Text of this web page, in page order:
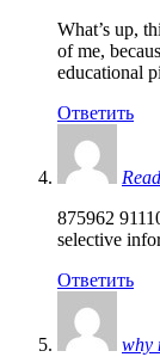
What’s up,
of me,
educational
Ответить
875962
selective
Ответить
why